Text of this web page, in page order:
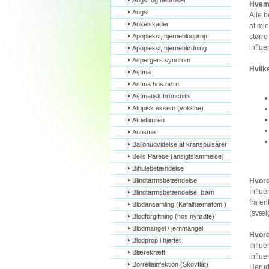
Angst
Ankelskader
Apopleksi, hjerneblodprop
Apopleksi, hjerneblødning
Aspergers syndrom
Astma
Astma hos børn
Astmatisk bronchitis
Atopisk eksem (voksne)
Atrieflimren
Autisme
Ballonudvidelse af kranspulsårer
Bells Parese (ansigtslammelse)
Bihulebetændelse
Blindtarmsbetændelse
Blindtarmsbetændelse, børn
Blodansamling (Kefalhæmatom )
Blodforgiftning (hos nyfødte)
Blodmangel / jernmangel
Blodprop i hjertet
Blærekræft
Borreliainfektion (Skovflåt)
Alle
at
fra